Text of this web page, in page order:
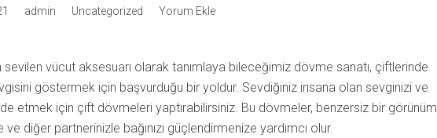
admin Uncategorized Yorum Ekle
sevilen vücut aksesuarı olarak tanımlaya bileceğimiz dövme sanatı, çiftlerinde
göstermek için başvurduğu bir yoldur. Sevdiğiniz insana olan sevginizi ve
ifade etmek için çift dövmeleri yaptırabilirsiniz. Bu dövmeler, benzersiz bir görünüm
diğer partnerinizle bağınızı güçlendirmenize yardımcı olur.